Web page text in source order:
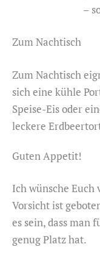
–
Zum Nachtisch
Zum Nachtisch
sich eine kühle
Speise-Eis oder
leckere
Guten Appetit!
Ich wünsche
Vorsicht ist
es sein, dass man
genug Platz hat.